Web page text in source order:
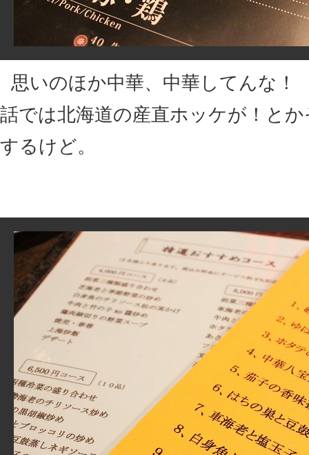
思いのほか中華、中華してんな！
話では北海道の産直ホッケが！と
するけど。